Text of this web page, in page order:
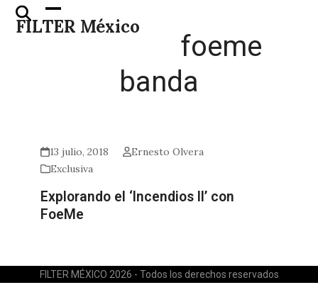
Skip
FILTER México
Open
mobile
Close
mobile
foeme
banda
13 julio, 2018
Ernesto Olvera
Exclusiva
Explorando el ‘Incendios II’ con
FoeMe
FILTER MÉXICO 2026 - Todos los derechos reservados